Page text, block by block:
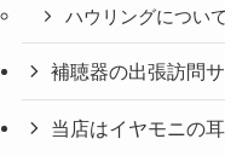
ハウリングについて
補聴器の出張訪問
当店はイヤモニの